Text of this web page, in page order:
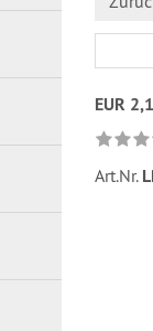
EUR
Art.Nr.